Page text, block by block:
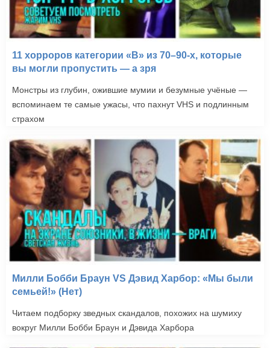
11 хорроров категории «B» из 70–90-х, которые
вы могли пропустить — а зря
Монстры из глубин, ожившие мумии и безумные учёные —
вспоминаем те самые ужасы, что пахнут VHS и подлинным
страхом
Милли Бобби Браун VS Дэвид Харбор: «Мы были
семьей!» (Нет)
Читаем подборку зведных скандалов, похожих на шумиху
вокруг Милли Бобби Браун и Дэвида Харбора